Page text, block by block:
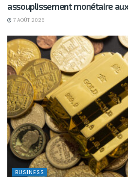
assouplissement monétaire
7 AOÛT 2025
BUSINESS